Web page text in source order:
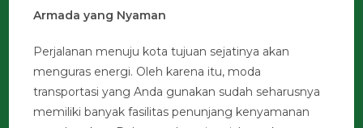
Armada yang Nyaman
Perjalanan menuju kota tujuan sejatinya akan
menguras energi. Oleh karena itu, moda
transportasi yang Anda gunakan sudah seharusnya
memiliki banyak fasilitas penunjang kenyamanan